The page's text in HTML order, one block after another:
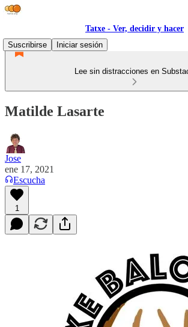
Tatxe - Ver, decidir y hacer
Suscribirse
Iniciar sesión
Lee sin distracciones en
Matilde Lasarte
Jose
ene 17, 2021
Escucha
1